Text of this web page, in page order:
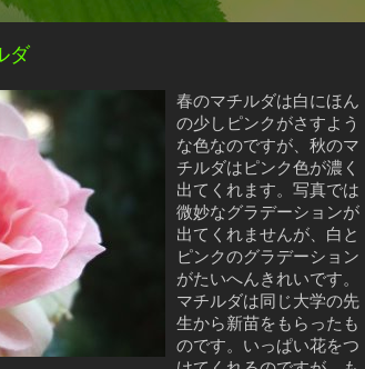
ダ
春のマチルダは白にほん
の少しピンクがさすよう
な色なのですが、秋のマ
チルダはピンク色が濃く
出てくれます。写真では
微妙なグラデーションが
出てくれませんが、白と
ピンクのグラデーション
がたいへんきれいです。
マチルダは同じ大学の先
生から新苗をもらったも
のです。いっぱい花をつ